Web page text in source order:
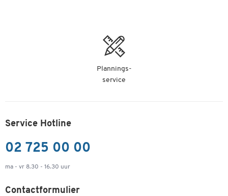
Plannings-
service
Service Hotline
02 725 00 00
ma - vr 8.30 - 16.30 uur
Contactformulier